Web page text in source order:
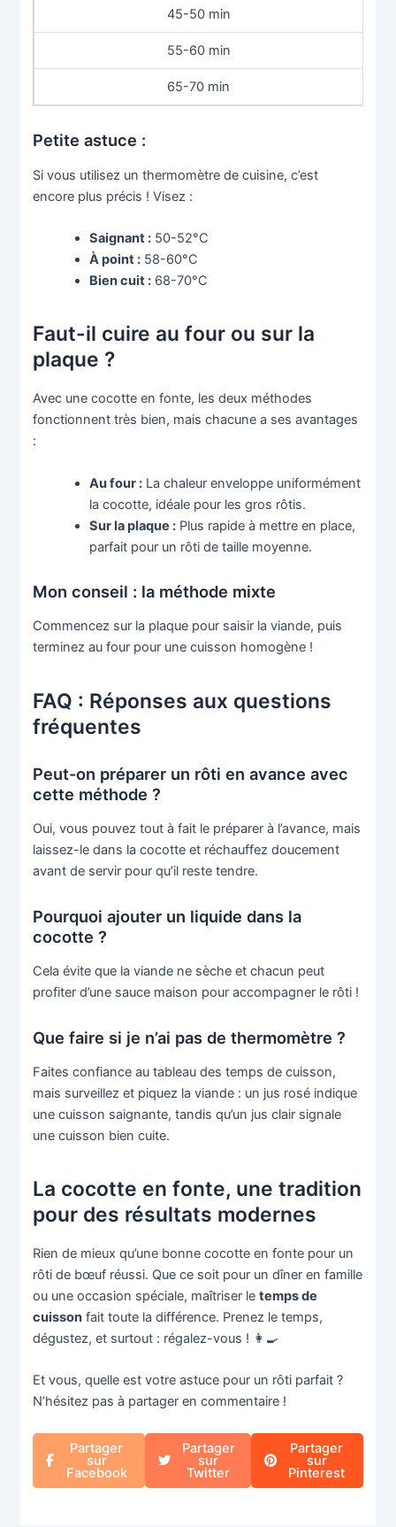
45-50 min
55-60 min
65-70 min
Petite astuce :
Si vous utilisez un thermomètre de cuisine, c’est
encore plus précis ! Visez :
Saignant : 50-52°C
À point : 58-60°C
Bien cuit : 68-70°C
Faut-il cuire au four ou sur la
plaque ?
Avec une cocotte en fonte, les deux méthodes
fonctionnent très bien, mais chacune a ses avantages
:
Au four : La chaleur enveloppe uniformément
la cocotte, idéale pour les gros rôtis.
Sur la plaque : Plus rapide à mettre en place,
parfait pour un rôti de taille moyenne.
Mon conseil : la méthode mixte
Commencez sur la plaque pour saisir la viande, puis
terminez au four pour une cuisson homogène !
FAQ : Réponses aux questions
fréquentes
Peut-on préparer un rôti en avance avec
cette méthode ?
Oui, vous pouvez tout à fait le préparer à l’avance, mais
laissez-le dans la cocotte et réchauffez doucement
avant de servir pour qu’il reste tendre.
Pourquoi ajouter un liquide dans la
cocotte ?
Cela évite que la viande ne sèche et chacun peut
profiter d’une sauce maison pour accompagner le rôti !
Que faire si je n’ai pas de thermomètre ?
Faites confiance au tableau des temps de cuisson,
mais surveillez et piquez la viande : un jus rosé indique
une cuisson saignante, tandis qu’un jus clair signale
une cuisson bien cuite.
La cocotte en fonte, une tradition
pour des résultats modernes
Rien de mieux qu’une bonne cocotte en fonte pour un
rôti de bœuf réussi. Que ce soit pour un dîner en famille
ou une occasion spéciale, maîtriser letemps de
cuisson fait toute la différence. Prenez le temps,
dégustez, et surtout : régalez-vous ! 👩‍🍳
Et vous, quelle est votre astuce pour un rôti parfait ?
N’hésitez pas à partager en commentaire !
Partager
sur
Facebook
Partager
sur
Twitter
Partager
sur
Pinterest